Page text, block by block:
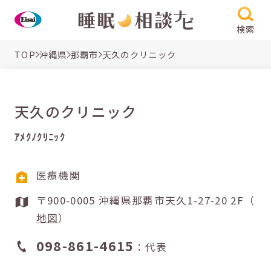
検索
TOP 沖縄県 那覇市 天久のクリニック
天久のクリニック
ｱﾒｸﾉｸﾘﾆｯｸ
医療機関
〒900-0005 沖縄県那覇市天久1-27-20 2F（
地図）
098-861-4615 ：代表